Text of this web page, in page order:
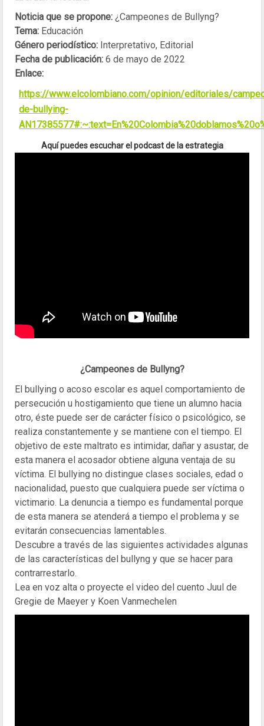
Noticia que se propone: ¿Campeones de Bullyng?
Tema: Educación
Género periodístico: Interpretativo, Editorial
Fecha de publicación: 6 de mayo de 2022
Enlace:
https://www.elcolombiano.com/opinion/editoriales/
de-bullying-
Aquí puedes escuchar el podcast de la estrategia
¿Campeones de Bullyng?
El bullying o acoso escolar es aquel comportamiento de
persecución u hostigamiento que tiene un alumno hacia
otro, éste puede ser de carácter físico o psicológico, se
realiza constantemente y se mantiene con el tiempo. El
objetivo de este maltrato es intimidar, dañar y asustar, de
esta manera el acosador obtiene alguna ventaja de su
víctima. El bullying no distingue clases sociales, edad o
nacionalidad, puesto que cualquiera puede ser víctima o
victimario. La denuncia a tiempo es fundamental porque
de esta manera se atenderá a tiempo el problema y se
evitarán consecuencias lamentables.
Descubre a través de las siguientes actividades algunas
de las características del bullyng y que se hacer para
contrarrestarlo.
Lea en voz alta o proyecte el video del cuento Juul de
Gregie de Maeyer y Koen Vanmechelen